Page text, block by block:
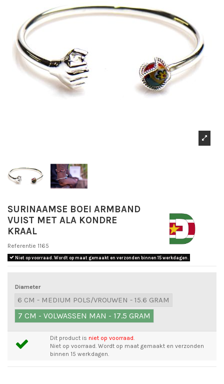
SURINAAMSE BOEI ARMBAND
VUIST MET ALA KONDRE
KRAAL
Referentie 1165
Niet op voorraad. Wordt op maat gemaakt en verzonden binnen 15 werkdagen.
Diameter
6 CM - MEDIUM POLS/VROUWEN - 15.6 GRAM
7 CM - VOLWASSEN MAN - 17.5 GRAM
Dit product is niet op voorraad.
Niet op voorraad. Wordt op maat gemaakt en verzonden
binnen 15 werkdagen.